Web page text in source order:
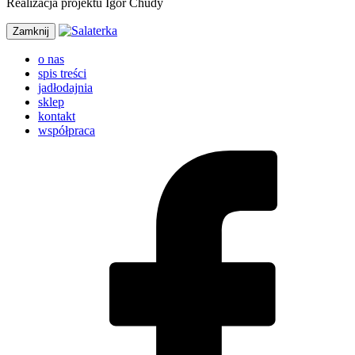
Zamknij
o nas
spis treści
jadłodajnia
sklep
kontakt
współpraca